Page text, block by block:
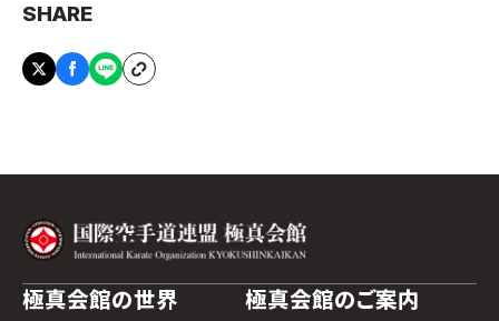
SHARE
極真会館の世界 極真会館のご案内